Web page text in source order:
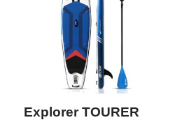
Explorer TOURER